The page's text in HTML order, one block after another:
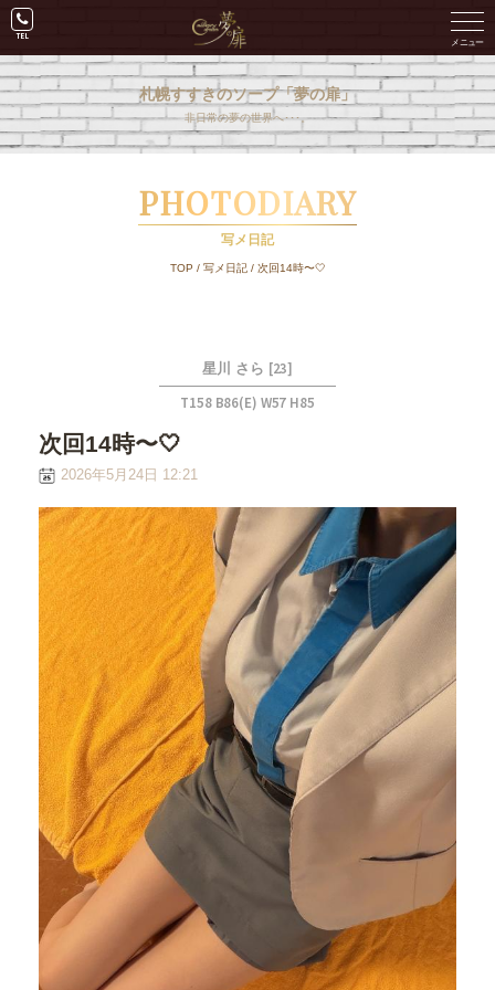
札幌すすきのソープ「夢の扉」
非日常の夢の世界へ･･･。
PHOTODIARY
写メ日記
TOP / 写メ日記/ 次回14時〜🤍
星川 さら [23]
T158 B86(E) W57 H85
次回14時〜🤍
2026年5月24日 12:21